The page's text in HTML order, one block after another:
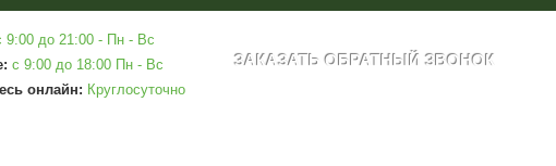
9:00 до 21:00 - Пн - Вс
c 9:00 до 18:00 Пн - Вс
онлайн: Круглосуточно